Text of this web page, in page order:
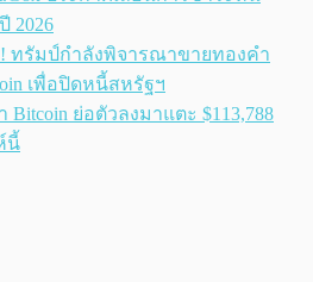
2026
! ทรัมป์กำลังพิจารณาขายทองคำ
เพื่อปิดหนี้สหรัฐฯ
Bitcoin ย่อตัวลงมาแตะ $113,788
นี้